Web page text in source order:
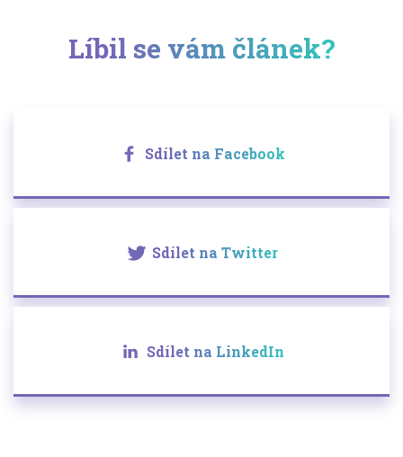
Líbil se vám článek?
Sdílet na Facebook
Sdílet na Twitter
Sdílet na LinkedIn